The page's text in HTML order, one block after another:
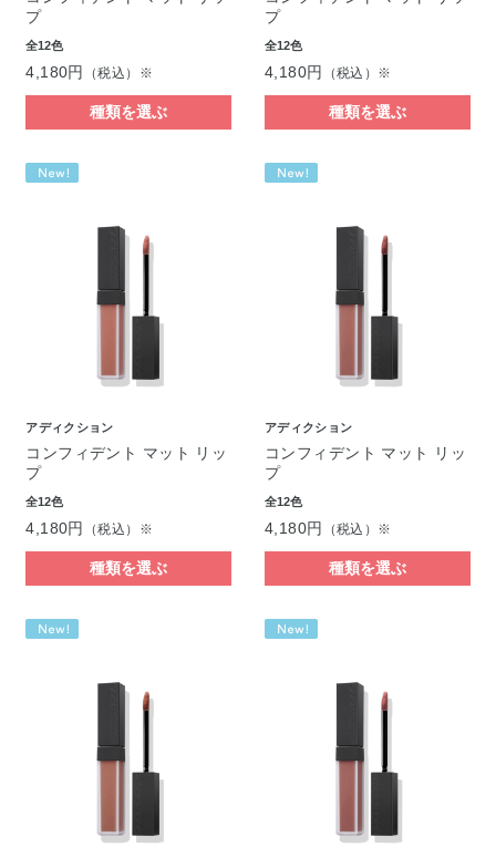
プ
全12色
4,180円 （税込）※
種類を選ぶ
プ
全12色
4,180円 （税込）※
種類を選ぶ
アディクション
コンフィデント マット リッ
プ
全12色
4,180円 （税込）※
種類を選ぶ
アディクション
コンフィデント マット リッ
プ
全12色
4,180円 （税込）※
種類を選ぶ